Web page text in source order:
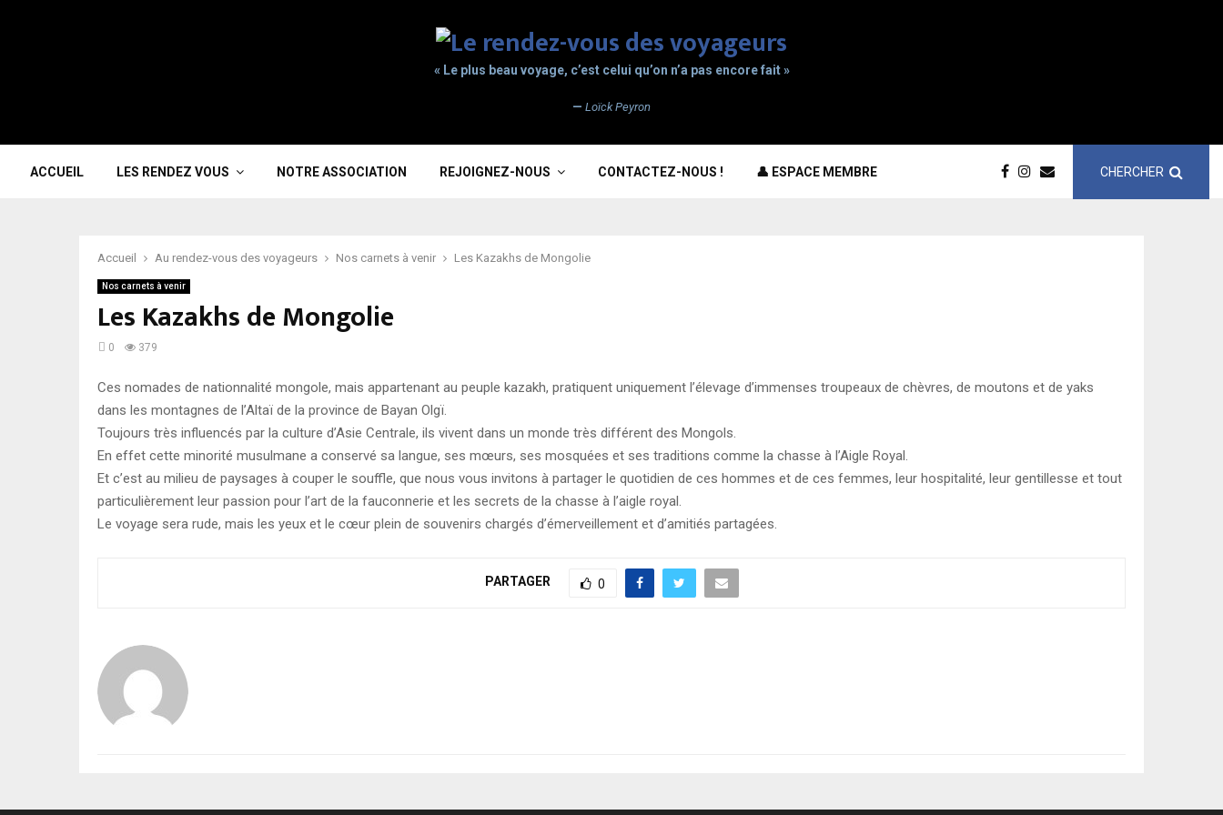
« Le plus beau voyage, c’est celui qu’on n’a pas encore fait »
— Loïck Peyron
ACCUEIL LES RENDEZ VOUS NOTRE ASSOCIATION REJOIGNEZ-NOUS CONTACTEZ-NOUS ! 👤 ESPACE MEMBRE CHERCHER
Accueil Au rendez-vous des voyageurs Nos carnets à venir Les Kazakhs de Mongolie
Nos carnets à venir
Les Kazakhs de Mongolie
0 379
Ces nomades de nationnalité mongole, mais appartenant au peuple kazakh, pratiquent uniquement l’élevage d’immenses troupeaux de chèvres, de moutons et de yaks
dans les montagnes de l’Altaï de la province de Bayan Olgï.
Toujours très influencés par la culture d’Asie Centrale, ils vivent dans un monde très différent des Mongols.
En effet cette minorité musulmane a conservé sa langue, ses mœurs, ses mosquées et ses traditions comme la chasse à l’Aigle Royal.
Et c’est au milieu de paysages à couper le souffle, que nous vous invitons à partager le quotidien de ces hommes et de ces femmes, leur hospitalité, leur gentillesse et tout
particulièrement leur passion pour l’art de la fauconnerie et les secrets de la chasse à l’aigle royal.
Le voyage sera rude, mais les yeux et le cœur plein de souvenirs chargés d’émerveillement et d’amitiés partagées.
PARTAGER 0